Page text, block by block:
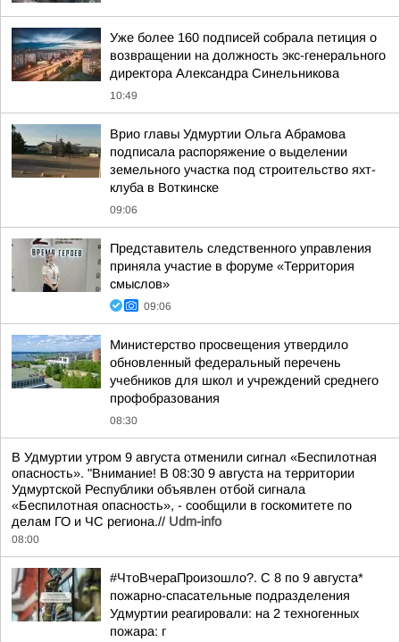
Уже более 160 подписей собрала петиция о
возвращении на должность экс-генерального
директора Александра Синельникова
10:49
Врио главы Удмуртии Ольга Абрамова
подписала распоряжение о выделении
земельного участка под строительство яхт-
клуба в Воткинске
09:06
Представитель следственного управления
приняла участие в форуме «Территория
смыслов»
09:06
Министерство просвещения утвердило
обновленный федеральный перечень
учебников для школ и учреждений среднего
профобразования
08:30
В Удмуртии утром 9 августа отменили сигнал «Беспилотная
опасность». "Внимание! В 08:30 9 августа на территории
Удмуртской Республики объявлен отбой сигнала
«Беспилотная опасность», - сообщили в госкомитете по
делам ГО и ЧС региона.// Udm-info
08:00
#ЧтоВчераПроизошло?. С 8 по 9 августа*
пожарно-спасательные подразделения
Удмуртии реагировали: на 2 техногенных
пожара: г